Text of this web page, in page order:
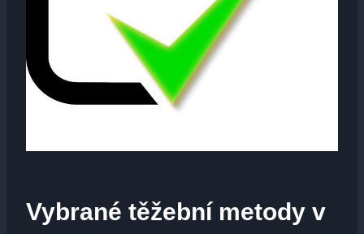
Vybrané těžební metody v